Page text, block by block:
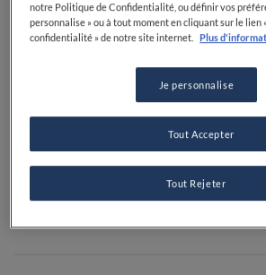
PRIX
VOIR SUR LA CARTE +33
Food Awards
Guide Michelin
notre Politique de Confidentialité, ou définir vos
personnalise » ou à tout moment en cliquant sur le lien
confidentialité » de notre site internet.
Plus
Je personnalise
Tout Rejeter
Tout Accepter